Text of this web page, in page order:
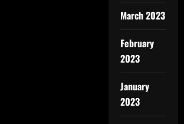
March 2023
February
2023
January
2023